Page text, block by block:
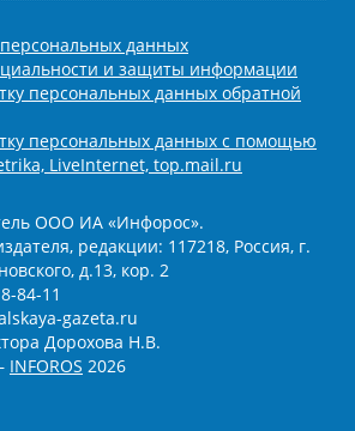
данных
и защиты информации
персональных данных обратной
персональных данных с помощью
LiveInternet, top.mail.ru
ООО ИА «Инфорос».
редакции: 117218, Россия, г.
д.13, кор. 2
84-11
gazeta.ru
Дорохова Н.В.
INFOROS 2026